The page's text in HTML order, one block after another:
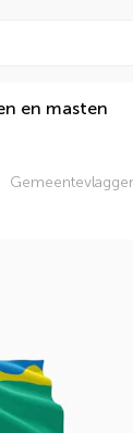
en masten